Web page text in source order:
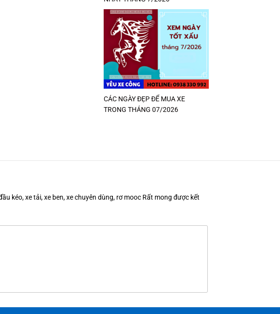
CÁC NGÀY ĐẸP ĐỂ MUA XE
TRONG THÁNG 07/2026
kéo, xe tải, xe ben, xe chuyên dùng, rơ mooc Rất mong được kết